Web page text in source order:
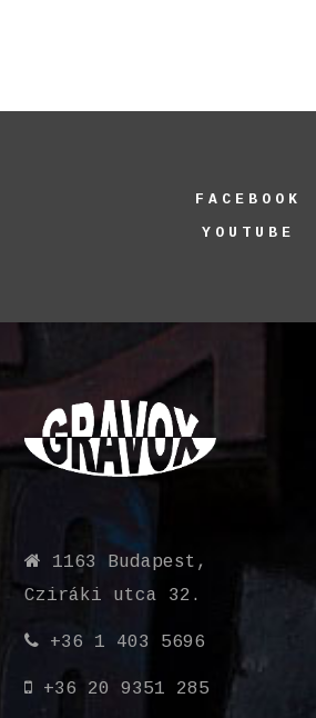
FACEBOOK
YOUTUBE
1163 Budapest,
Cziráki utca 32.
+36 1 403 5696
+36 20 9351 285